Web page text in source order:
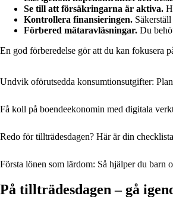
Se till att försäkringarna är aktiva.
Kontrollera finansieringen.
Förbered mätaravläsningar. Du
En god förberedelse gör att du kan fokusera
Undvik oförutsedda konsumtionsutgifter:
Få koll på boendeekonomin med digitala
Redo för tillträdesdagen? Här är din checklista
Första lönen som lärdom: Så hjälper du barn
På tillträdesdagen – gå